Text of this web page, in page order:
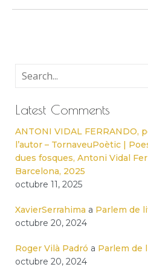
Latest Comments
ANTONI VIDAL FERRANDO,
l’autor – TornaveuPoètic |
dues fosques, Antoni Vidal
Barcelona, 2025
octubre 11, 2025
XavierSerrahima a Parlem de
octubre 20, 2024
Roger Vilà Padró a Parlem de
octubre 20, 2024